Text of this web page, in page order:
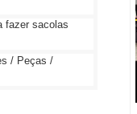
fazer sacolas
/ Peças /